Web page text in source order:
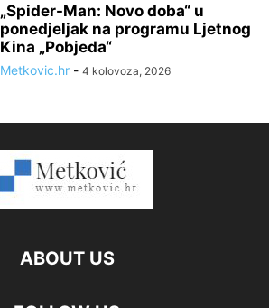
„Spider-Man: Novo doba“ u
ponedjeljak na programu Ljetnog
Kina „Pobjeda“
Metkovic.hr - 4 kolovoza, 2026
ABOUT US